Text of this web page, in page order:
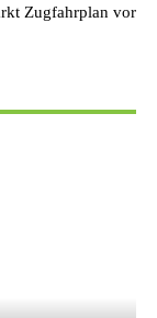
Zugfahrplan vor